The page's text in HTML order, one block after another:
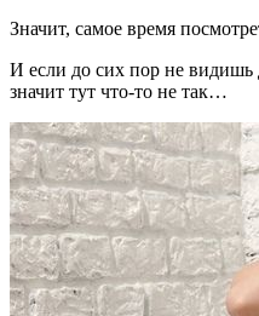
Значит, самое время
И если до сих пор не
значит тут что-то не так…